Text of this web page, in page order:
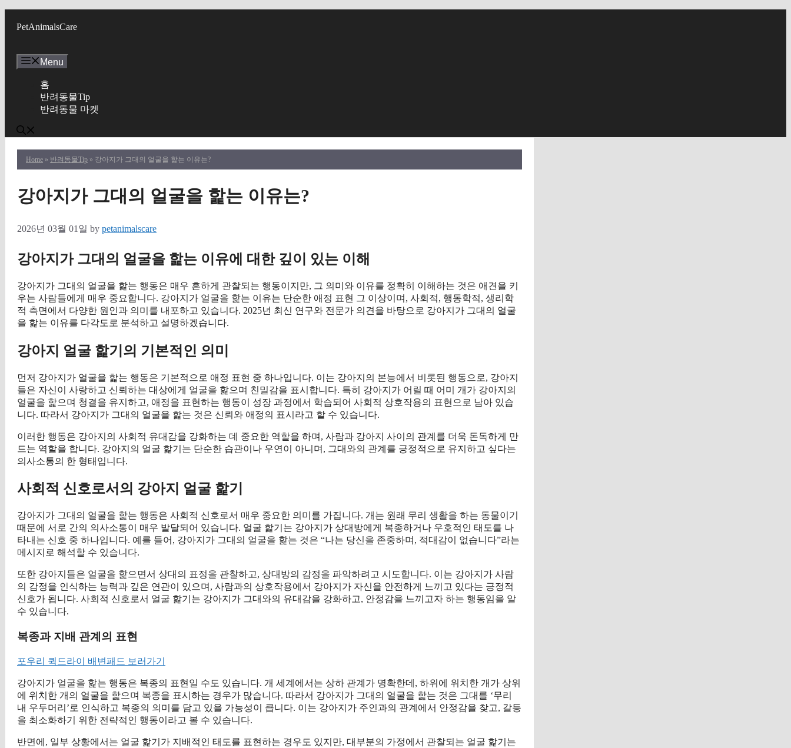
PetAnimalsCare
Menu
홈
반려동물Tip
반려동물 마켓
Home » 반려동물Tip » 강아지가 그대의 얼굴을 핥는 이유는?
강아지가 그대의 얼굴을 핥는 이유는?
2026년 03월 01일 by petanimalscare
강아지가 그대의 얼굴을 핥는 이유에 대한 깊이 있는 이해
강아지가 그대의 얼굴을 핥는 행동은 매우 흔하게 관찰되는 행동이지만, 그 의미와 이유를 정확히 이해하는 것은 애견을 키
우는 사람들에게 매우 중요합니다. 강아지가 얼굴을 핥는 이유는 단순한 애정 표현 그 이상이며, 사회적, 행동학적, 생리학
적 측면에서 다양한 원인과 의미를 내포하고 있습니다. 2025년 최신 연구와 전문가 의견을 바탕으로 강아지가 그대의 얼굴
을 핥는 이유를 다각도로 분석하고 설명하겠습니다.
강아지 얼굴 핥기의 기본적인 의미
먼저 강아지가 얼굴을 핥는 행동은 기본적으로 애정 표현 중 하나입니다. 이는 강아지의 본능에서 비롯된 행동으로, 강아지
들은 자신이 사랑하고 신뢰하는 대상에게 얼굴을 핥으며 친밀감을 표시합니다. 특히 강아지가 어릴 때 어미 개가 강아지의
얼굴을 핥으며 청결을 유지하고, 애정을 표현하는 행동이 성장 과정에서 학습되어 사회적 상호작용의 표현으로 남아 있습
니다. 따라서 강아지가 그대의 얼굴을 핥는 것은 신뢰와 애정의 표시라고 할 수 있습니다.
이러한 행동은 강아지의 사회적 유대감을 강화하는 데 중요한 역할을 하며, 사람과 강아지 사이의 관계를 더욱 돈독하게 만
드는 역할을 합니다. 강아지의 얼굴 핥기는 단순한 습관이나 우연이 아니며, 그대와의 관계를 긍정적으로 유지하고 싶다는
의사소통의 한 형태입니다.
사회적 신호로서의 강아지 얼굴 핥기
강아지가 그대의 얼굴을 핥는 행동은 사회적 신호로서 매우 중요한 의미를 가집니다. 개는 원래 무리 생활을 하는 동물이기
때문에 서로 간의 의사소통이 매우 발달되어 있습니다. 얼굴 핥기는 강아지가 상대방에게 복종하거나 우호적인 태도를 나
타내는 신호 중 하나입니다. 예를 들어, 강아지가 그대의 얼굴을 핥는 것은 “나는 당신을 존중하며, 적대감이 없습니다”라는
메시지로 해석할 수 있습니다.
또한 강아지들은 얼굴을 핥으면서 상대의 표정을 관찰하고, 상대방의 감정을 파악하려고 시도합니다. 이는 강아지가 사람
의 감정을 인식하는 능력과 깊은 연관이 있으며, 사람과의 상호작용에서 강아지가 자신을 안전하게 느끼고 있다는 긍정적
신호가 됩니다. 사회적 신호로서 얼굴 핥기는 강아지가 그대와의 유대감을 강화하고, 안정감을 느끼고자 하는 행동임을 알
수 있습니다.
복종과 지배 관계의 표현
포우리 퀵드라이 배변패드 보러가기
강아지가 얼굴을 핥는 행동은 복종의 표현일 수도 있습니다. 개 세계에서는 상하 관계가 명확한데, 하위에 위치한 개가 상위
에 위치한 개의 얼굴을 핥으며 복종을 표시하는 경우가 많습니다. 따라서 강아지가 그대의 얼굴을 핥는 것은 그대를 ‘무리
내 우두머리’로 인식하고 복종의 의미를 담고 있을 가능성이 큽니다. 이는 강아지가 주인과의 관계에서 안정감을 찾고, 갈등
을 최소화하기 위한 전략적인 행동이라고 볼 수 있습니다.
반면에, 일부 상황에서는 얼굴 핥기가 지배적인 태도를 표현하는 경우도 있지만, 대부분의 가정에서 관찰되는 얼굴 핥기는